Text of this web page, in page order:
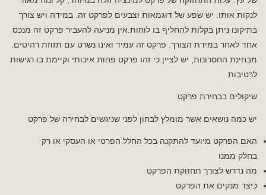
לנקות אותו. יש שפע של דוגמאות וצבעים לפרקט זה. במידה ויש צורך
בתיקונו ניתן בקלות להחליף בו לוחות.אין מניעה להעביר פרקט זה מנכס
אחד לאחר במידת הצורך. פרקט זה עמיד ואינו נשרט עם תזוזת רהיטים.
מבחינת החסרונות, יש לציין כי זהו פרקט פחות איכותי וקיימת בו רגישות
לרטיבות.
שיקולים בבחירת פרקט
יש כמה נושאים אשר מומלץ לבחון לפני שניגשים לבחירה של פרקט
האם הפרקט מיועד להתקנה בכל החלל הפרטי או העסקי או רק
בחלק ממנו
מה נדרש לצורך תחזוקת הפרקט
כיצד מנקים את הפרקט